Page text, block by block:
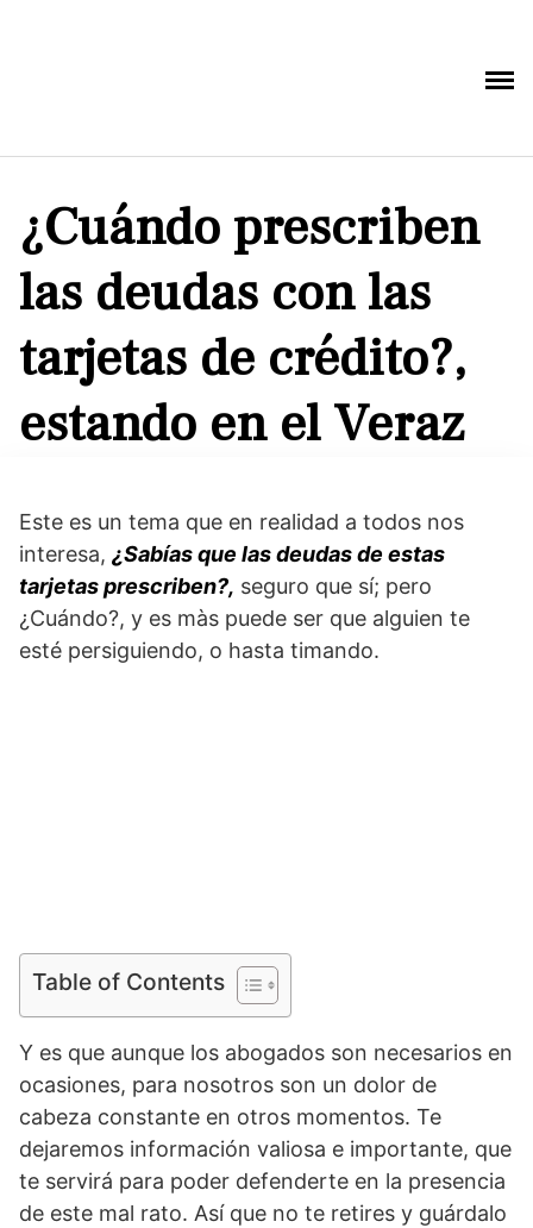
¿Cuándo prescriben
las deudas con las
tarjetas de crédito?,
estando en el Veraz
Este es un tema que en realidad a todos nos
interesa, ¿Sabías que las deudas de estas
tarjetas prescriben?, seguro que sí; pero
¿Cuándo?, y es màs puede ser que alguien te
esté persiguiendo, o hasta timando.
Table of Contents
Y es que aunque los abogados son necesarios en
ocasiones, para nosotros son un dolor de
cabeza constante en otros momentos. Te
dejaremos información valiosa e importante, que
te servirá para poder defenderte en la presencia
de este mal rato. Así que no te retires y guárdalo